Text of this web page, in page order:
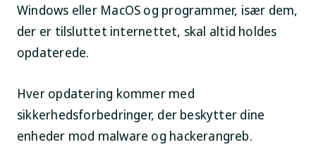
Windows eller MacOS og programmer, især dem,
der er tilsluttet internettet, skal altid holdes
opdaterede.
Hver opdatering kommer med
sikkerhedsforbedringer, der beskytter dine
enheder mod malware og hackerangreb.